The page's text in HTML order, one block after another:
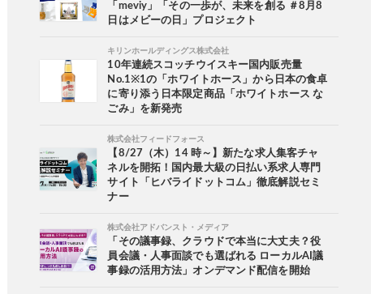
「meviy」「その一歩が、未来を創る ＃8月8
日はメビーの日」プロジェクト
キリンホールディングス株式会社
10年連続スコッチウイスキー国内販売量
No.1※1の「ホワイトホース」から日本の食卓
に寄り添う日本限定商品「ホワイトホース な
ごみ」を新発売
株式会社フィードフォース
【8/27（木）14 時～】新たな求人集客チャ
ネルを開拓！国内最大級の日払い系求人専門
サイト「ヒバライドットコム」徹底解説セミ
ナー
株式会社アドバンスト・メディア
「その議事録、クラウドで本当に大丈夫？役
員会議・人事面談でも選ばれる ローカルAI議
事録の活用方法」オンデマンド配信を開始